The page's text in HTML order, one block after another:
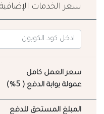
سعر الخدمات الإضافية
سعر العمل كامل
عمولة بوابة الدفع ( 5%)
المبلغ المستحق للدفع